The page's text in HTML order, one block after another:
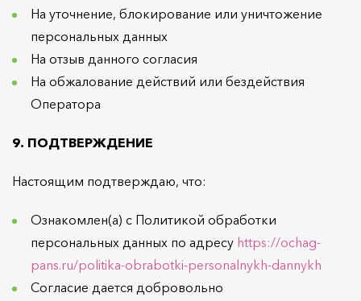
На уточнение, блокирование или уничтожение
персональных данных
На отзыв данного согласия
На обжалование действий или бездействия
Оператора
9. ПОДТВЕРЖДЕНИЕ
Настоящим подтверждаю, что:
Ознакомлен(а) с Политикой обработки
персональных данных по адресу https://ochag-
pans.ru/politika-obrabotki-personalnykh-dannykh
Согласие дается добровольно